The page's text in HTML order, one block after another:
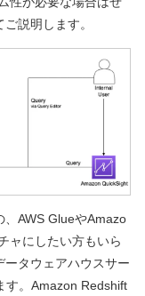
説明します。
、AWS GlueやAmazo
ャにしたい方もいら
ータウェアハウスサー
す。Amazon Redshift